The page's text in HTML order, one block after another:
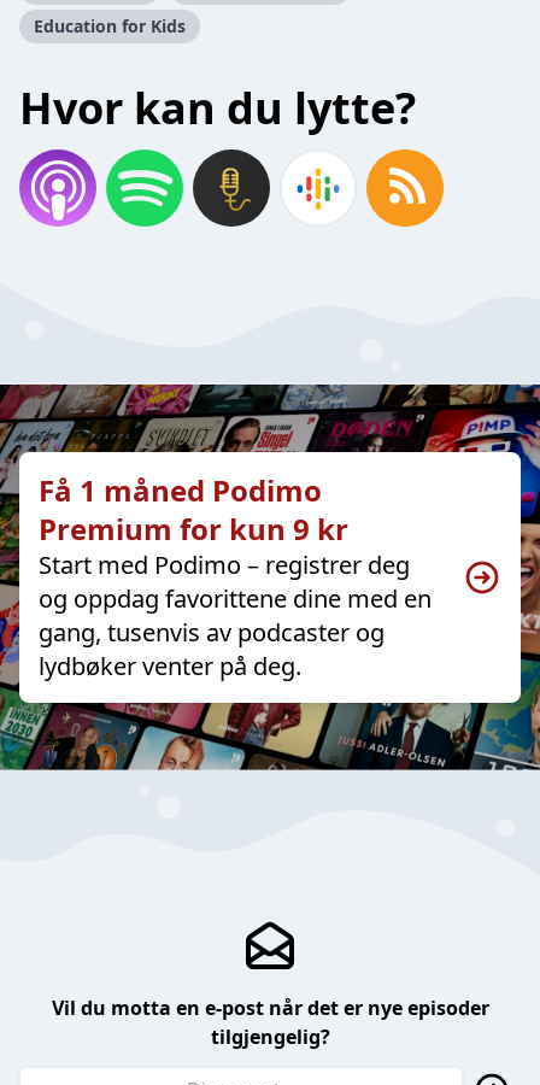
Education for Kids
Hvor kan du lytte?
Få 1 måned Podimo
Premium for kun 9 kr
Start med Podimo – registrer deg
og oppdag favorittene dine med en
gang, tusenvis av podcaster og
lydbøker venter på deg.
Vil du motta en e-post når det er nye episoder
tilgjengelig?